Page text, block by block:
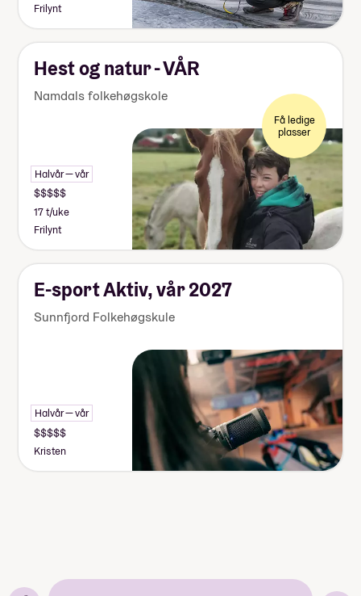
Frilynt
Hest og natur - VÅR
Namdals folkehøgskole
Få ledige
plasser
Halvår — vår
17 t/uke
Frilynt
E-sport Aktiv, vår 2027
Sunnfjord Folkehøgskule
Halvår — vår
Kristen